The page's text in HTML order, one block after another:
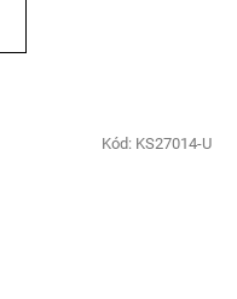
Kód: KS27014-U